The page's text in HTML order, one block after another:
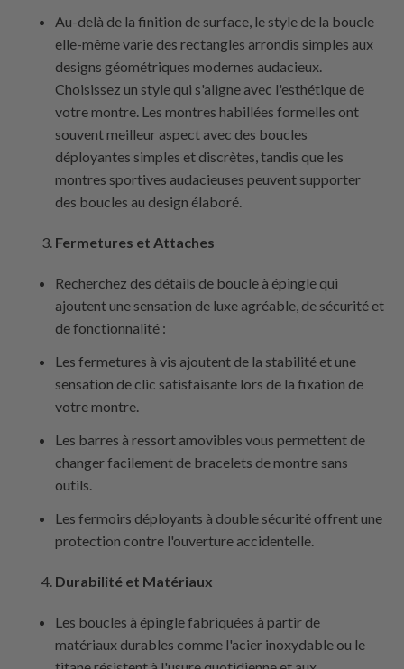
Au-delà de la finition de surface, le style de la boucle
elle-même varie des rectangles arrondis simples aux
designs géométriques modernes audacieux.
Choisissez un style qui s'aligne avec l'esthétique de
votre montre. Les montres habillées formelles ont
souvent meilleur aspect avec des boucles
déployantes simples et discrètes, tandis que les
montres sportives audacieuses peuvent supporter
des boucles au design élaboré.
Fermetures et Attaches
Recherchez des détails de boucle à épingle qui
ajoutent une sensation de luxe agréable, de sécurité et
de fonctionnalité :
Les fermetures à vis ajoutent de la stabilité et une
sensation de clic satisfaisante lors de la fixation de
votre montre.
Les barres à ressort amovibles vous permettent de
changer facilement de bracelets de montre sans
outils.
Les fermoirs déployants à double sécurité offrent une
protection contre l'ouverture accidentelle.
Durabilité et Matériaux
Les boucles à épingle fabriquées à partir de
matériaux durables comme l'acier inoxydable ou le